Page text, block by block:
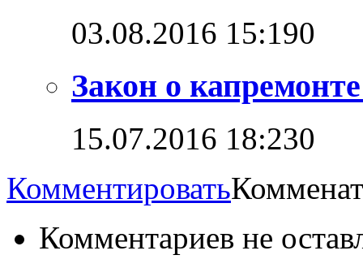
03.08.2016 15:190
Закон о
15.07.2016 18:230
Комментировать
Комментариев не